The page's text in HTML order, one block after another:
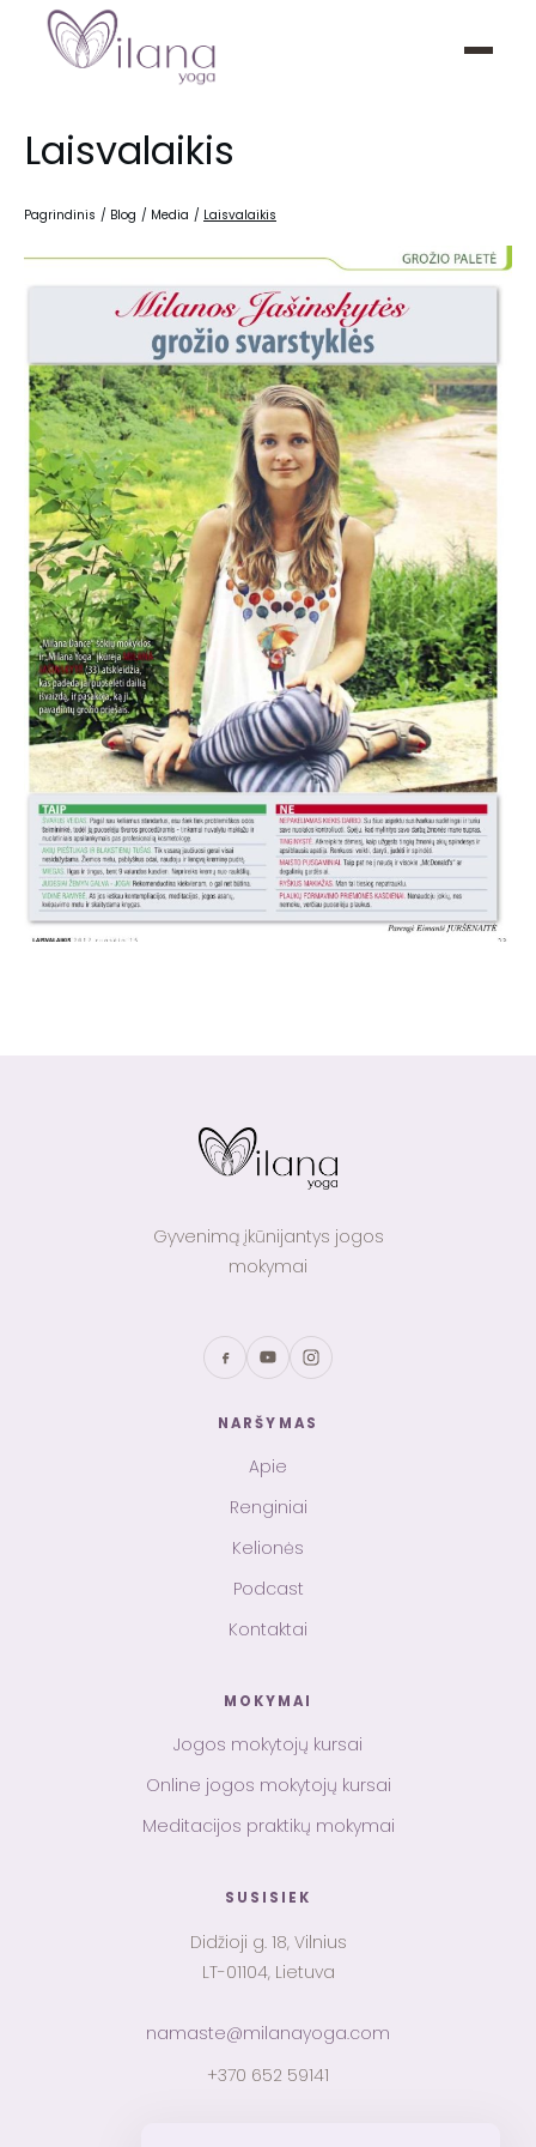
Laisvalaikis
Pagrindinis / Blog / Media / Laisvalaikis
Gyvenimą įkūnijantys jogos
mokymai
NARŠYMAS
Apie
Renginiai
Kelionės
Podcast
Kontaktai
MOKYMAI
Jogos mokytojų kursai
Online jogos mokytojų kursai
Meditacijos praktikų mokymai
SUSISIEK
Didžioji g. 18, Vilnius
LT-01104, Lietuva
namaste@milanayoga.com
+370 652 59141